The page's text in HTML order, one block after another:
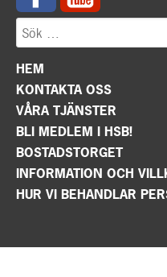
HEM
KONTAKTA OSS
VÅRA TJÄNSTER
BLI MEDLEM I HSB!
BOSTADSTORGET
INFORMATION OCH
HUR VI BEHANDLAR